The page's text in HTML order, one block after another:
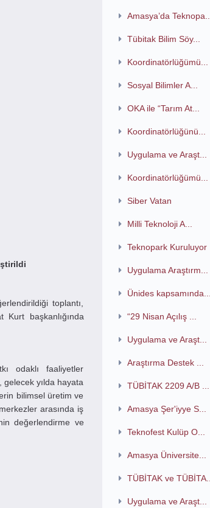
toplantı,
Kurt başkanlığında
odaklı faaliyetler
yılda hayata
bilimsel üretim ve
arasında iş
değerlendirme ve
Amasya’da Teknopa...
Tübitak Bilim Söy...
Koordinatörlüğümü...
Sosyal Bilimler A...
OKA ile “Tarım At...
Koordinatörlüğünü...
Uygulama ve Araşt...
Koordinatörlüğümü...
Siber Vatan
Milli Teknoloji A...
Teknopark Kuruluyor
Uygulama Araştırm...
Ünides kapsamında...
“29 Nisan Açılış ...
Uygulama ve Araşt...
Araştırma Destek ...
TÜBİTAK 2209 A/B ...
Amasya Şer'iyye S...
Teknofest Kulüp O...
Amasya Üniversite...
TÜBİTAK ve TÜBİTA...
Uygulama ve Araşt...